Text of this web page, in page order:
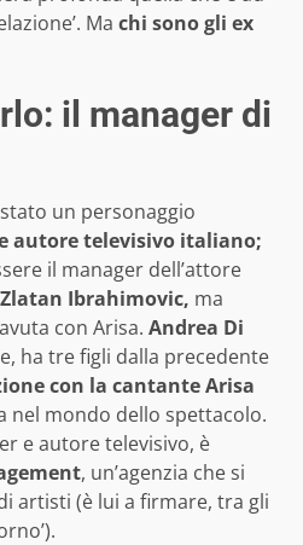
Ma chi sono gli ex
il manager di
un personaggio
autore televisivo italiano;
il manager dell’attore
Zlatan Ibrahimovic, ma
con Arisa. Andrea Di
ha tre figli dalla precedente
con la cantante Arisa
nel mondo dello spettacolo.
e autore televisivo, è
, un’agenzia che si
artisti (è lui a firmare, tra gli